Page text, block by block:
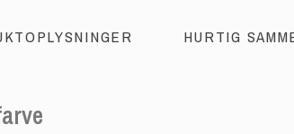
HURTIG